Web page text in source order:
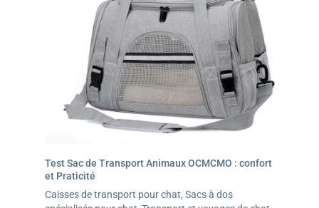
Test Sac de Transport Animaux OCMCMO : confort
et Praticité
Caisses de transport pour chat, Sacs à dos